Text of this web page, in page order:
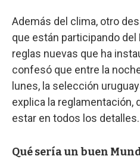
Además del clima, otro
que están participando
reglas nuevas que ha
confesó que entre la
lunes, la selección
explica la reglamentación,
estar en todos los detalles.
Qué sería un buen